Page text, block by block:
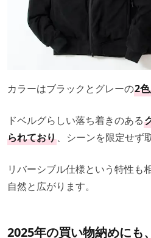
カラーはブラックとグレーの2
ドベルグらしい落ち着きのある
られており、シーンを限定せず
リバーシブル仕様という特性も
自然と広がります。
2025年の買い物納めにも